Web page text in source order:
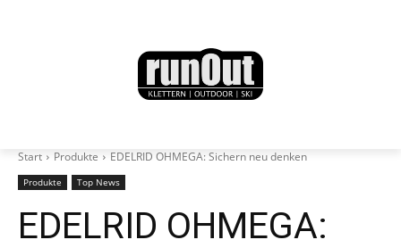
Start Produkte EDELRID OHMEGA: Sichern neu denken
Produkte Top News
EDELRID OHMEGA: